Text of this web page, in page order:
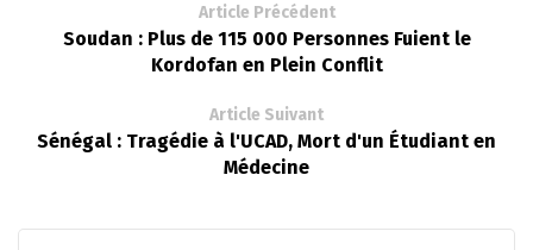
Article Précédent
Soudan : Plus de 115 000 Personnes Fuient le
Kordofan en Plein Conflit
Article Suivant
Sénégal : Tragédie à l'UCAD, Mort d'un Étudiant en
Médecine